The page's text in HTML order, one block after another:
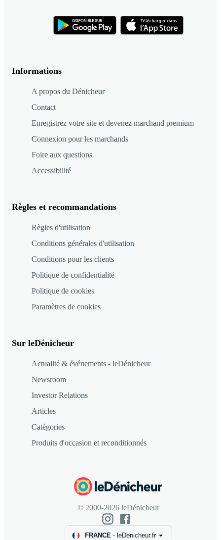
Informations
A propos du Dénicheur
Contact
Enregistrez votre site et devenez marchand premium
Connexion pour les marchands
Foire aux questions
Accessibilité
Règles et recommandations
Règles d'utilisation
Conditions générales d'utilisation
Conditions pour les clients
Politique de confidentialité
Politique de cookies
Paramètres de cookies
Sur leDénicheur
Actualité & événements - leDénicheur
Newsroom
Investor Relations
Articles
Catégories
Produits d'occasion et reconditionnés
© 2000-2026 leDénicheur
FRANCE - leDenicheur.fr